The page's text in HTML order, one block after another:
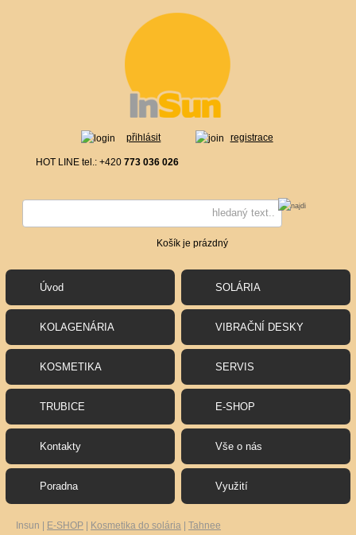
registrace
přihlásit
HOT LINE tel.: +420 773 036 026
Košík je prázdný
Úvod SOLÁRIA
KOLAGENÁRIA VIBRAČNÍ DESKY
KOSMETIKA SERVIS
TRUBICE E-SHOP
Kontakty Vše o nás
Poradna Využití
Insun | E-SHOP | Kosmetika do solária | Tahnee